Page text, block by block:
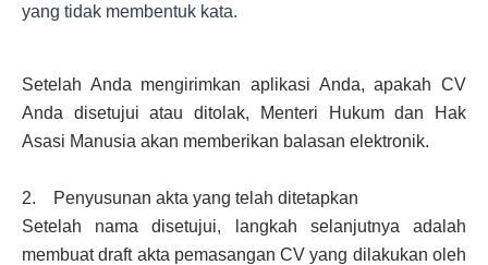
yang tidak membentuk kata.
Setelah Anda mengirimkan aplikasi Anda, apakah CV
Anda disetujui atau ditolak, Menteri Hukum dan Hak
Asasi Manusia akan memberikan balasan elektronik.
2. Penyusunan akta yang telah ditetapkan
Setelah nama disetujui, langkah selanjutnya adalah
membuat draft akta pemasangan CV yang dilakukan oleh